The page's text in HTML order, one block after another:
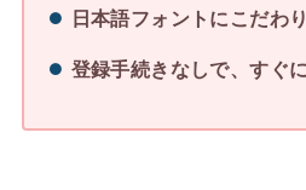
日本語フォントにこだわ
登録手続きなしで、すぐ